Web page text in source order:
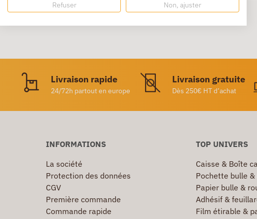
Livraison rapide
24/72h partout en europe
Livraison gratuite
Dès 250€ HT d’achat
INFORMATIONS
La société
Protection des données
CGV
Première commande
Commande rapide
TOP UNIVERS
Caisse & Boîte
Pochette bulle &
Papier bulle &
Adhésif &
Film étirable &
Refuser Non, ajuster